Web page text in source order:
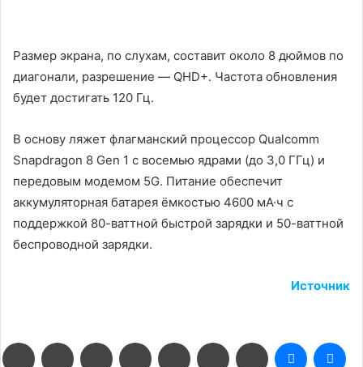
Размер экрана, по слухам, составит около 8 дюймов по
диагонали, разрешение — QHD+. Частота обновления
будет достигать 120 Гц.
В основу ляжет флагманский процессор Qualcomm
Snapdragon 8 Gen 1 с восемью ядрами (до 3,0 ГГц) и
передовым модемом 5G. Питание обеспечит
аккумуляторная батарея ёмкостью 4600 мА·ч с
поддержкой 80-ваттной быстрой зарядки и 50-ваттной
беспроводной зарядки.
Источник
FacebookTwitter LinkedIn Pinterest Reddit ВконтактеОдноклассники
Messenger